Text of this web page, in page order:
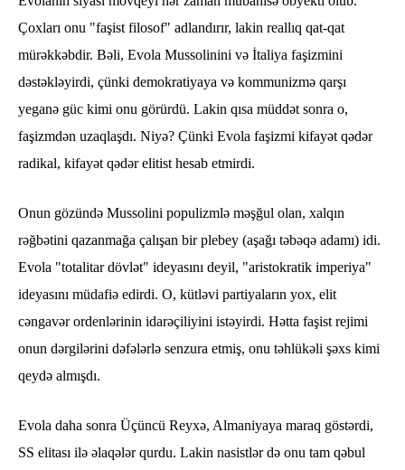
Çoxları onu "faşist filosof" adlandırır, lakin reallıq qat-qat
mürəkkəbdir. Bəli, Evola Mussolinini və İtaliya faşizmini
dəstəkləyirdi, çünki demokratiyaya və kommunizmə qarşı
yeganə güc kimi onu görürdü. Lakin qısa müddət sonra o,
faşizmdən uzaqlaşdı. Niyə? Çünki Evola faşizmi kifayət qədər
radikal, kifayət qədər elitist hesab etmirdi.
Onun gözündə Mussolini populizmlə məşğul olan, xalqın
rəğbətini qazanmağa çalışan bir plebey (aşağı təbəqə adamı) idi.
Evola "totalitar dövlət" ideyasını deyil, "aristokratik imperiya"
ideyasını müdafiə edirdi. O, kütləvi partiyaların yox, elit
cəngavər ordenlərinin idarəçiliyini istəyirdi. Hətta faşist rejimi
onun dərgilərini dəfələrlə senzura etmiş, onu təhlükəli şəxs kimi
qeydə almışdı.
Evola daha sonra Üçüncü Reyxə, Almaniyaya maraq göstərdi,
SS elitası ilə əlaqələr qurdu. Lakin nasistlər də onu tam qəbul